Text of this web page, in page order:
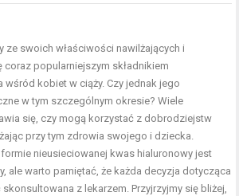
ze swoich właściwości nawilżających i
coraz popularniejszym składnikiem
wśród kobiet w ciąży. Czy jednak jego
w tym szczególnym okresie? Wiele
się, czy mogą korzystać z dobrodziejstw
przy tym zdrowia swojego i dziecka.
nieusieciowanej kwas hialuronowy jest
ale warto pamiętać, że każda decyzja dotycząca
z lekarzem. Przyjrzyjmy się bliżej,